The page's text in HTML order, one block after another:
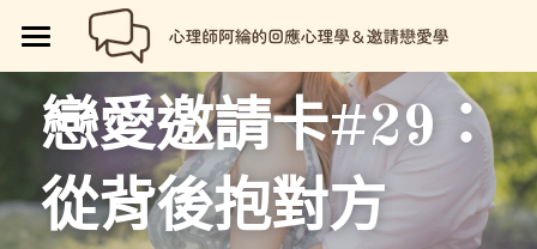
回應心理學
📗回應心理學
邀請戀愛學
戀愛邀請卡#29：
從背後抱對方